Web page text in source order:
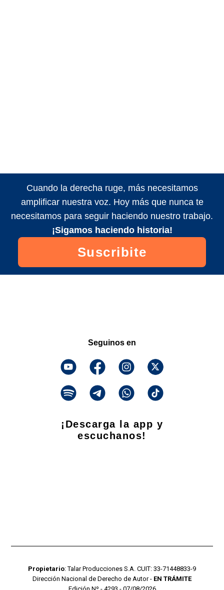
Cuando la derecha ruge, más necesitamos
amplificar nuestra voz. Hoy más que nunca te
necesitamos para seguir haciendo nuestro trabajo.
¡Sigamos haciendo historia!
Suscribite
Seguinos en
¡Descarga la app y
escuchanos!
Propietario: Talar Producciones S.A. CUIT: 33-71448833-9
Dirección Nacional de Derecho de Autor - EN TRÁMITE